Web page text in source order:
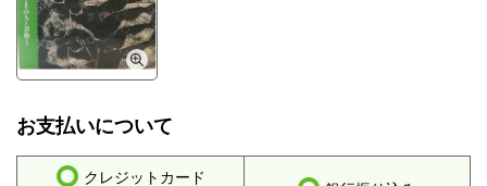
お支払いについて
クレジットカード